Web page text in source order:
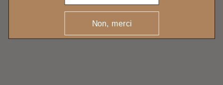
Non, merci